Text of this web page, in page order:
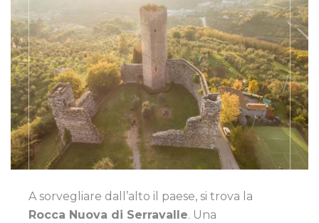
A sorvegliare dall’alto il paese, si trova la
Rocca Nuova di Serravalle. Una